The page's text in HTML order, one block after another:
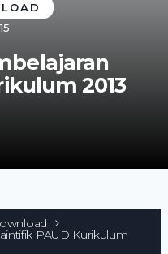
2013
PAUD Kurikulum